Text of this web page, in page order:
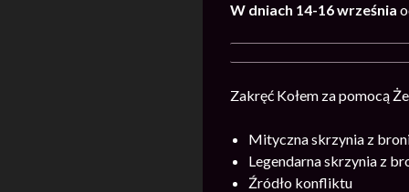
W dniach 14-16 września
Zakręć Kołem za pomocą
Mityczna skrzynia z
Legendarna skrzynia z
Źródło konfliktu